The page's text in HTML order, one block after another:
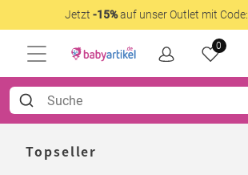
Jetzt -15%auf unser Outlet mit Code:
0
Topseller